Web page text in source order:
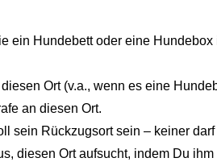
ein Hundebett oder eine
Ort (v.a., wenn es eine
an diesen Ort.
sein Rückzugsort sein – keiner
diesen Ort aufsucht, indem Du